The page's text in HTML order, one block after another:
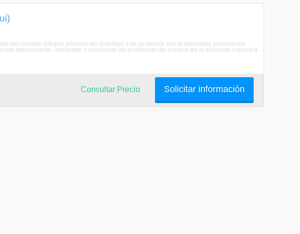
del cuidado integral primario del individuo y de su familia con la adecuada preparación
determinante, interpretar y solucionar los problemas del hombre en el ambiente espec&ia ...
Solicitar información
Consultar Precio